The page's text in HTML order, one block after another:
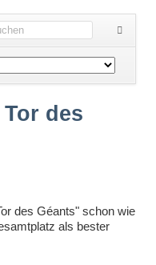
des
des Géants" schon wie
als bester